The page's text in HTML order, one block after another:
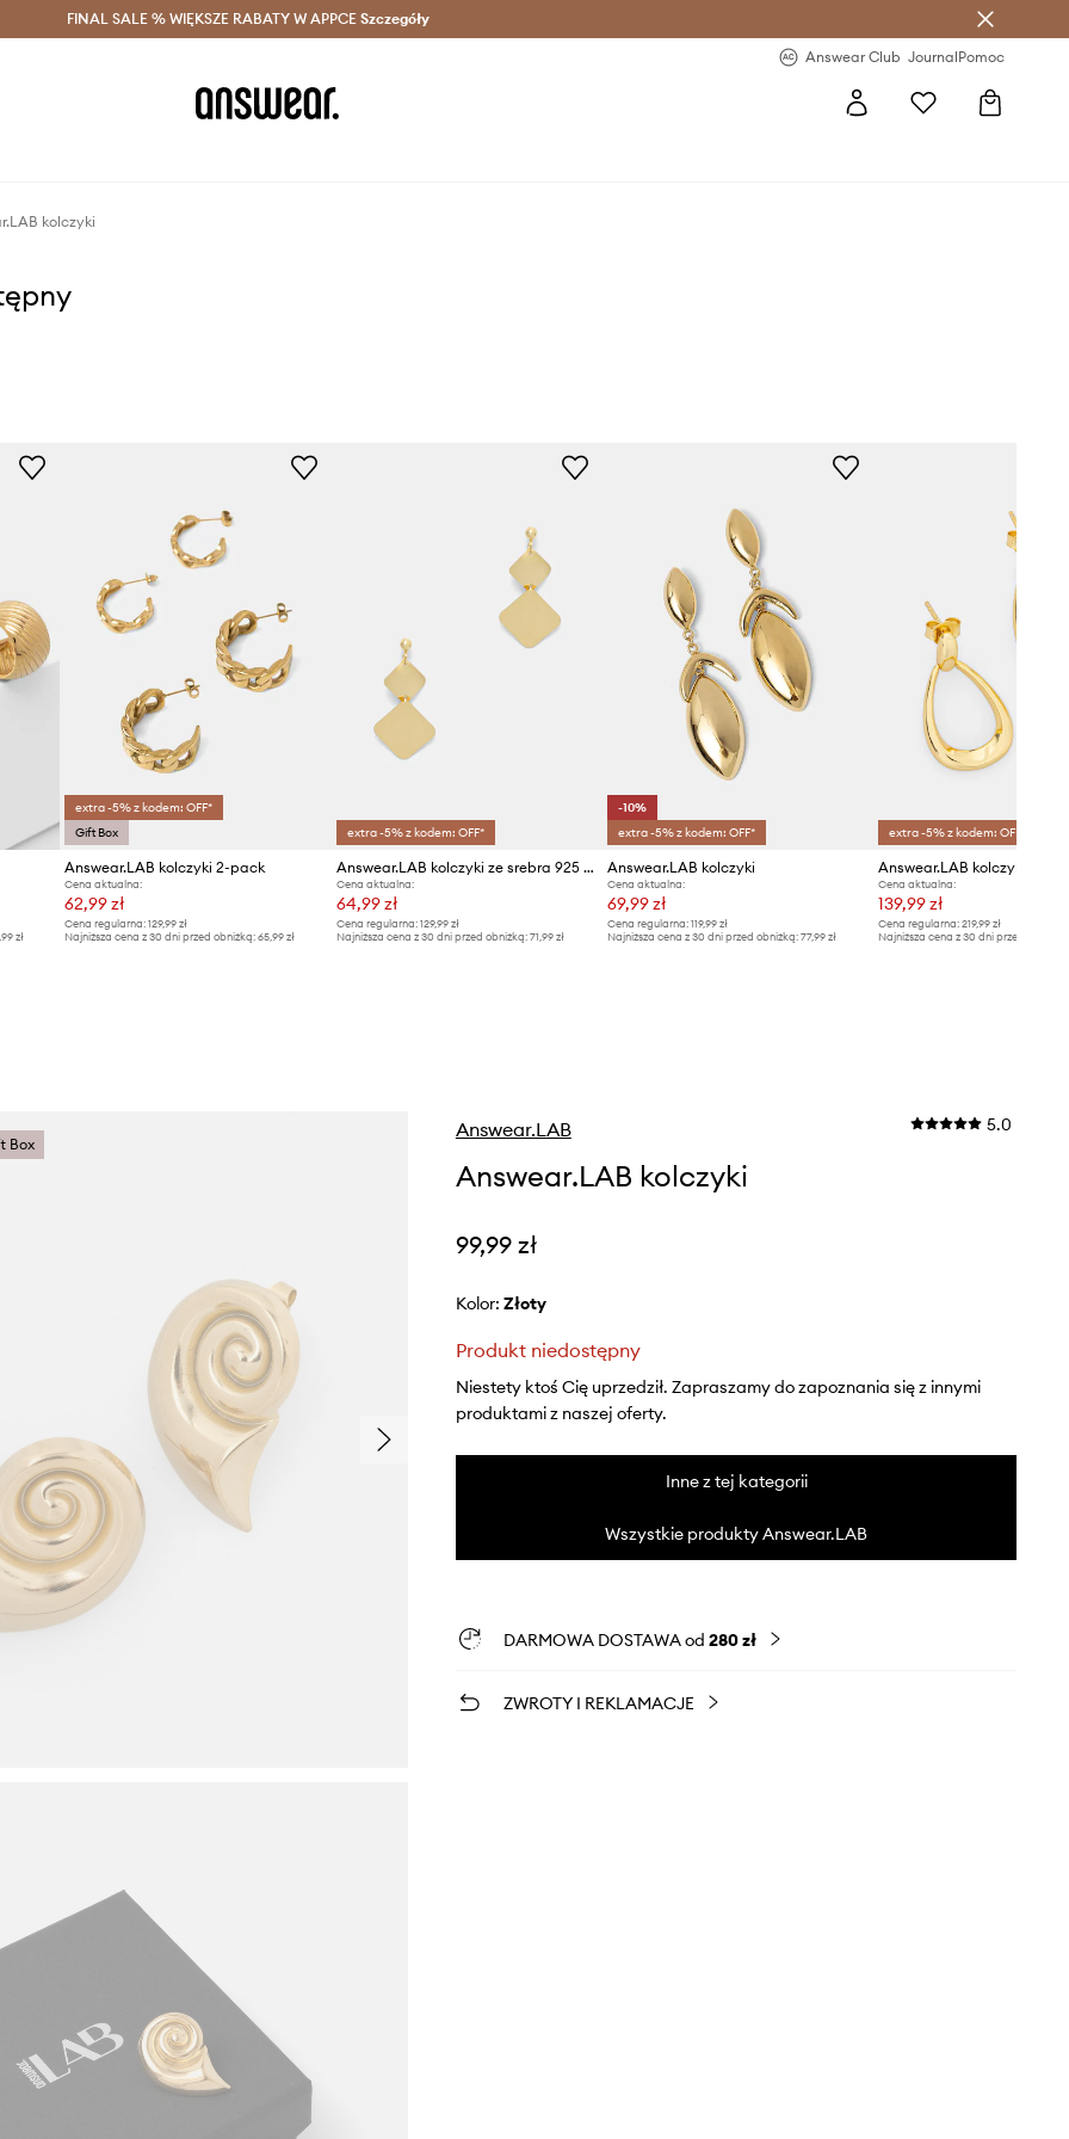
z Answear Club > Dostawa nawet w 24h >
FINAL SALE % WIĘKSZE RABATY W APPCE Szczegóły
Answear Club JournalPomoc
kolczyki
zł
extra -5% z kodem: OFF*
Gift Box
Answear.LAB kolczyki 2-pack
Cena aktualna:
62,99 zł
Cena regularna: 129,99 zł
Najniższa cena z 30 dni przed obniżką: 65,99 zł
extra -5% z kodem: OFF*
Answear.LAB kolczyki ze srebra 925 pozłacanego 18k złotem
Cena aktualna:
64,99 zł
Cena regularna: 129,99 zł
Najniższa cena z 30 dni przed obniżką: 71,99 zł
-10%
extra -5% z kodem: OFF*
Answear.LAB kolczyki
Cena aktualna:
69,99 zł
Cena regularna:119,99 zł
Najniższa cena z 30 dni przed obniżką:77,99 zł
extra -5% z kodem: OFF*
Cena aktualna:
139,99 zł
Cena regularna: 219,99 zł
Najniższa cena z 30 dni przed obniżką:
Box
Answear.LAB 5.0
Answear.LAB kolczyki
99,99 zł
Kolor: złoty
Produkt niedostępny
Niestety ktoś Cię uprzedził. Zapraszamy do zapoznania się z innymi
produktami z naszej oferty.
Inne z tej kategorii
Wszystkie produkty Answear.LAB
DARMOWA DOSTAWA od 280 zł
ZWROTY I REKLAMACJE